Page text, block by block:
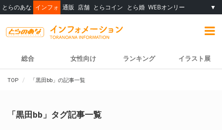
とらのあな インフォ 通販 店舗 とらコイン とら婚 WEBオンリー ▼
総合 女性向け ランキング イラスト展
TOP 「黒田bb」の記事一覧
「黒田bb」タグ記事一覧